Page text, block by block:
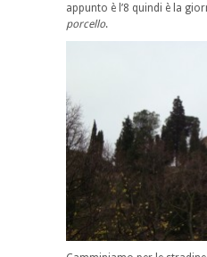
appunto è l’8 quindi è la
porcello.